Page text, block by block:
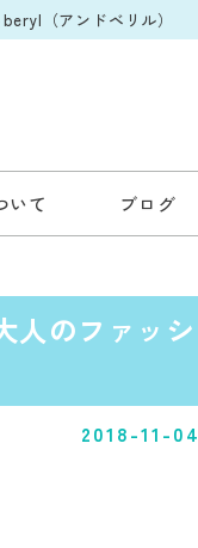
（アンドベリル）
いて ブログ
人のファッシ
2018-11-04